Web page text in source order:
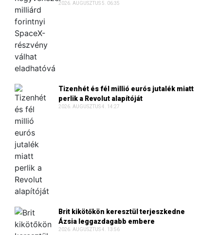
2026. AUGUSZTUS 5. 06:35
Tizenhét és fél millió eurós jutalék miatt
perlik a Revolut alapítóját
2026. AUGUSZTUS 4. 14:27
Brit kikötőkön keresztül terjeszkedne
Ázsia leggazdagabb embere
2026. AUGUSZTUS 4. 13:56